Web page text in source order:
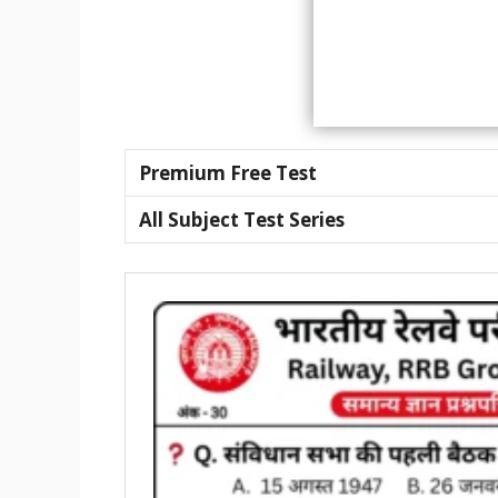
Premium Free Test
All Subject Test Series